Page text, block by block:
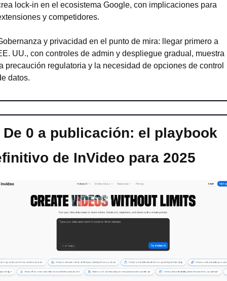
lock-in en el ecosistema Google, con implicaciones para
y competidores.
y privacidad en el punto de mira: llegar primero a
UU., con controles de admin y despliegue gradual, muestra
precaución regulatoria y la necesidad de opciones de control
datos.
De 0 a publicación: el playbook
de InVideo para 2025